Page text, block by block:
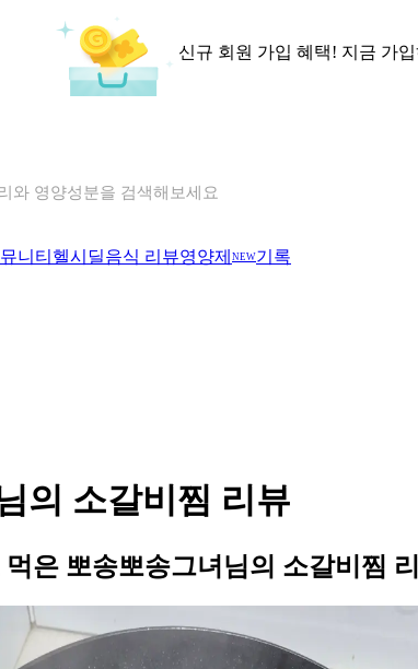
신규 회원 가입 혜택! 지금 가입
다이어트 음식 검색해보세요
니티 헬시딜음식 리뷰영양제 NEW기록
의 소갈비찜 리뷰
은 뽀송뽀송그녀님의 소갈비찜